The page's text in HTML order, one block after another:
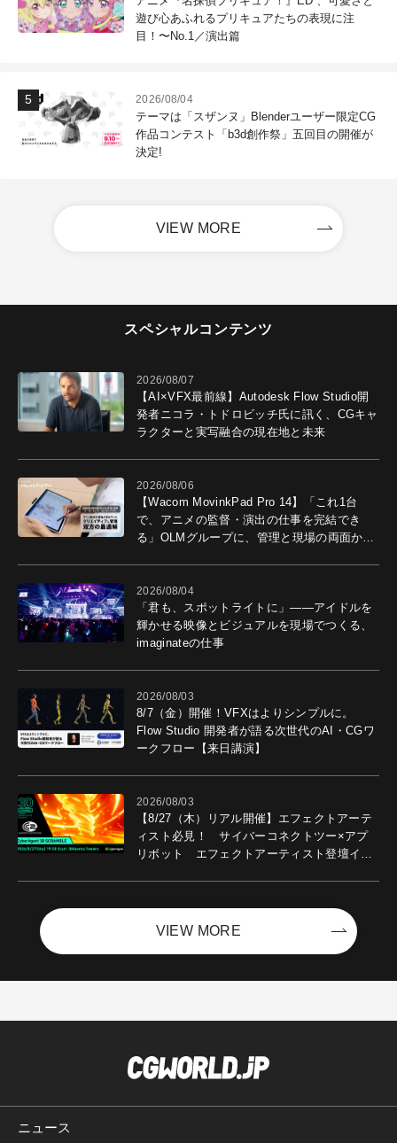
遊び心あふれるプリキュアたちの表現に注
目！〜No.1／演出篇
2026/08/04
テーマは「スザンヌ」Blenderユーザー限定CG
作品コンテスト「b3d創作祭」五回目の開催が
決定!
VIEW MORE
スペシャルコンテンツ
2026/08/07
【AI×VFX最前線】Autodesk Flow Studio開
発者ニコラ・トドロビッチ氏に訊く、CGキャ
ラクターと実写融合の現在地と未来
2026/08/06
【Wacom MovinkPad Pro 14】「これ1台
で、アニメの監督・演出の仕事を完結でき
る」OLMグループに、管理と現場の両面から
2026/08/04
「君も、スポットライトに」――アイドルを
輝かせる映像とビジュアルを現場でつくる、
imaginateの仕事
2026/08/03
8/7（金）開催！VFXはよりシンプルに。
Flow Studio 開発者が語る次世代のAI・CGワ
ークフロー【来日講演】
2026/08/03
【8/27（木）リアル開催】エフェクトアーテ
ィスト必見！ サイバーコネクトツー×アプ
リボット エフェクトアーティスト登壇イベ
VIEW MORE
ニュース